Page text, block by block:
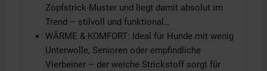
Zopfstrick-Muster und liegt damit absolut im
Trend – stilvoll und funktional…
WÄRME & KOMFORT: Ideal für Hunde mit wenig
Unterwolle, Senioren oder empfindliche
Vierbeiner – der weiche Strickstoff sorgt für